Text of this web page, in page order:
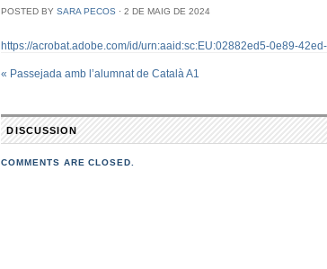
POSTED BY SARA PECOS ⋅ 2 DE MAIG DE 2024
https://acrobat.adobe.com/id/urn:aaid:sc:EU:02882ed5-0e89-
« Passejada amb l’alumnat de Català A1
DISCUSSION
COMMENTS ARE CLOSED.